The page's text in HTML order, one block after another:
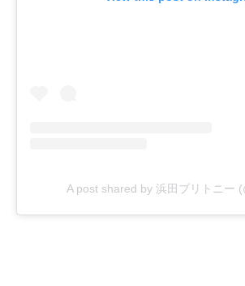
A post shared by 浜田ブリトニー